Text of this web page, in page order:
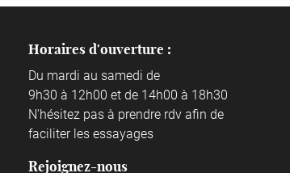
Chauvet - Photographe
5 bis boulevard du champs de
45600 Sully-sur-Loire
Les Maries De
5 Boulevard
Foire
45600 Sully-
Horaires d'ouverture :
Du mardi au samedi de
9h30 à 12h00 et de 14h00 à 18h30
N'hésitez pas à prendre rdv afin de
faciliter les essayages
Rejoignez-nous